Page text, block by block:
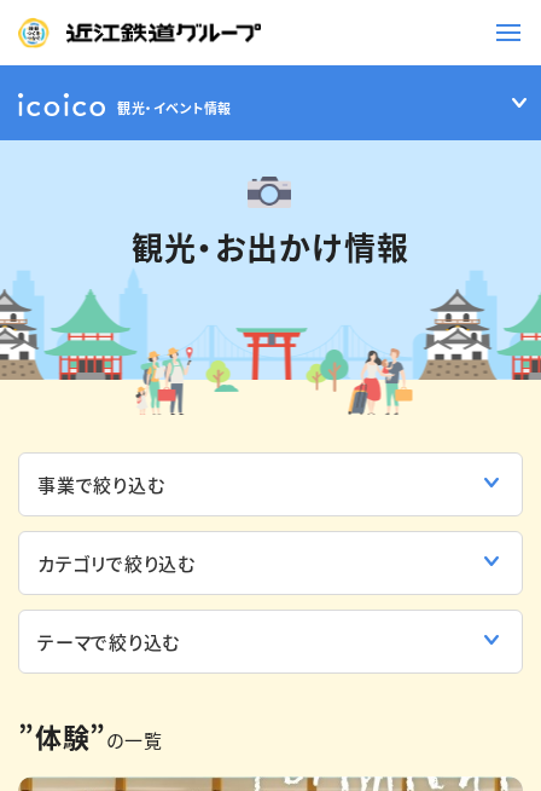
鉄道
観光・イベント情報
ニュースリリース
企業情報
English 簡体中文 繁体中文 한국어
観光・イベント情報
観光・お出かけ情報
”体験”の一覧